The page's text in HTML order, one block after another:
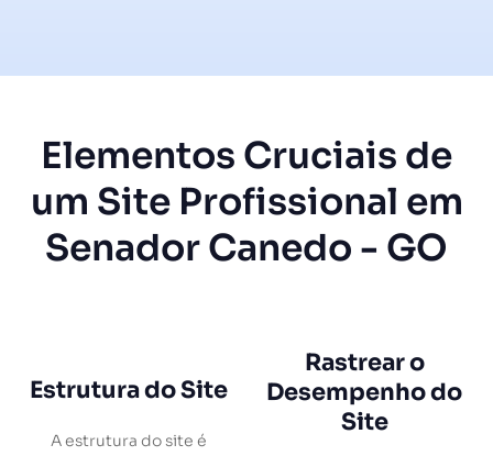
Elementos Cruciais de
um Site Profissional em
Senador Canedo - GO
Estrutura do Site
A estrutura do site é
Rastrear o
Desempenho do
Site